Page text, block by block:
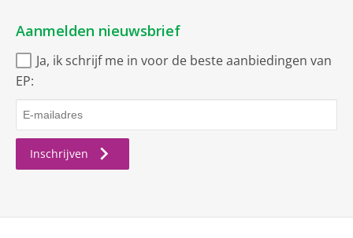
Aanmelden nieuwsbrief
Ja, ik schrijf me in voor de beste aanbiedingen van
EP:
Inschrijven